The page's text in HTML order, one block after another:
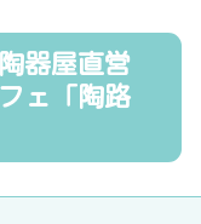
器屋直営
ェ「陶路